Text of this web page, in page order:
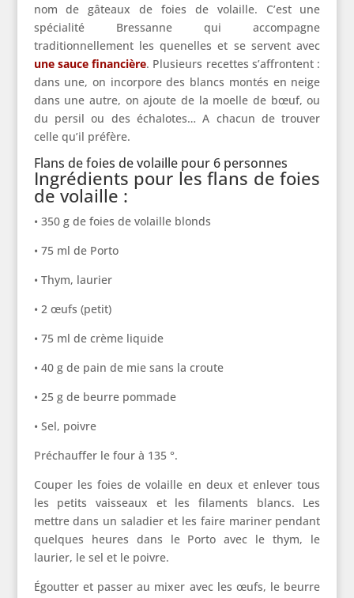
nom de gâteaux de foies de volaille. C’est une
spécialité Bressanne qui accompagne
traditionnellement les quenelles et se servent avec
une sauce financière. Plusieurs recettes s’affrontent :
dans une, on incorpore des blancs montés en neige
dans une autre, on ajoute de la moelle de bœuf, ou
du persil ou des échalotes… A chacun de trouver
celle qu’il préfère.
Flans de foies de volaille pour 6 personnes
Ingrédients pour les flans de foies
de volaille :
• 350 g de foies de volaille blonds
• 75 ml de Porto
• Thym, laurier
• 2 œufs (petit)
• 75 ml de crème liquide
• 40 g de pain de mie sans la croute
• 25 g de beurre pommade
• Sel, poivre
Préchauffer le four à 135 °.
Couper les foies de volaille en deux et enlever tous
les petits vaisseaux et les filaments blancs. Les
mettre dans un saladier et les faire mariner pendant
quelques heures dans le Porto avec le thym, le
laurier, le sel et le poivre.
Égoutter et passer au mixer avec les œufs, le beurre